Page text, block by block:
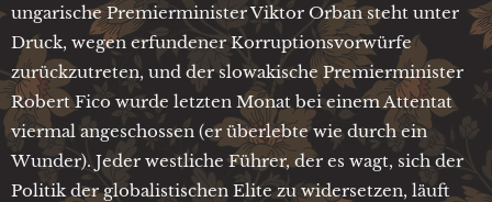
ungarische Premierminister Viktor Orban steht unter
Druck, wegen erfundener Korruptionsvorwürfe
zurückzutreten, und der slowakische Premierminister
Robert Fico wurde letzten Monat bei einem Attentat
viermal angeschossen (er überlebte wie durch ein
Wunder). Jeder westliche Führer, der es wagt, sich der
Politik der globalistischen Elite zu widersetzen, läuft